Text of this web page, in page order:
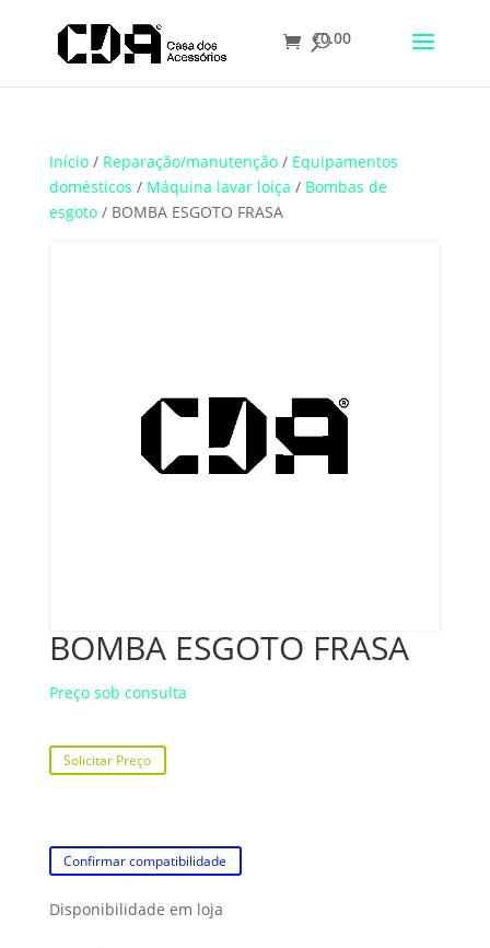
Translate
€0.00
Início/ Reparação/manutenção/ Equipamentos
domésticos / Máquina lavar loiça / Bombas de
esgoto/ BOMBA ESGOTO FRASA
BOMBA ESGOTO FRASA
Preço sob consulta
Solicitar Preço
Confirmar compatibilidade
Disponibilidade em loja